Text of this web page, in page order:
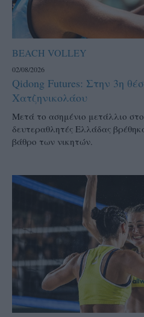
BEACH VOLLEY
02/08/2026
Qidong Futures: Στην 3η
Χατζηνικολάου
Μετά το ασημένιο μετάλλιο στο
δευτεραθλητές Ελλάδας
βάθρο των νικητών.